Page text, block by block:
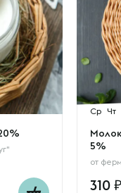
Ср Чт
5%
от
310